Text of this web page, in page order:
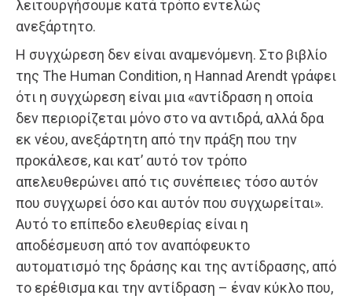
λειτουργήσουμε κατά τρόπο εντελώς
ανεξάρτητο.
Η συγχώρεση δεν είναι αναμενόμενη. Στο βιβλίο
της The Human Condition, η Hannad Arendt γράφει
ότι η συγχώρεση είναι μια «αντίδραση η οποία
δεν περιορίζεται μόνο στο να αντιδρά, αλλά δρα
εκ νέου, ανεξάρτητη από την πράξη που την
προκάλεσε, και κατ’ αυτό τον τρόπο
απελευθερώνει από τις συνέπειες τόσο αυτόν
που συγχωρεί όσο και αυτόν που συγχωρείται».
Αυτό το επίπεδο ελευθερίας είναι η
αποδέσμευση από τον αναπόφευκτο
αυτοματισμό της δράσης και της αντίδρασης, από
το ερέθισμα και την αντίδραση – έναν κύκλο που,